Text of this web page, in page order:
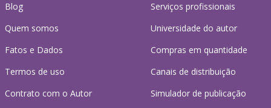
Blog
Quem somos
Fatos e Dados
Termos de uso
Contrato com o Autor
Serviços profissionais
Universidade do autor
Compras em quantidade
Canais de distribuição
Simulador de publicação